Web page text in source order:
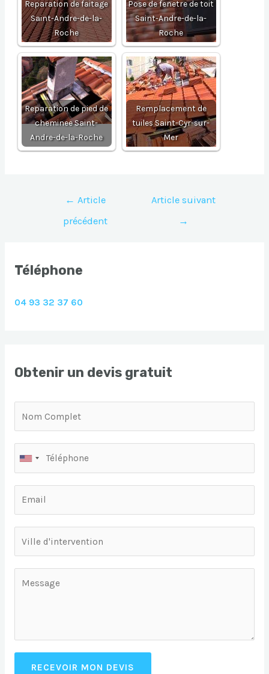
Reparation de faitage
Saint-Andre-de-la-
Roche
Pose de fenetre de toit
Saint-Andre-de-la-
Roche
Reparation de pied de
cheminee Saint-
Andre-de-la-Roche
Remplacement de
tuiles Saint-Cyr-sur-
Mer
Navigation
l’article
← Article
précédent
Article suivant
→
Téléphone
04 93 32 37 60
Obtenir un devis gratuit
RECEVOIR MON DEVIS